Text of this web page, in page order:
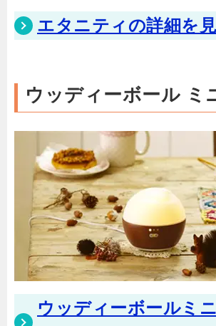
エタニティの詳細を
ウッディーボール ミ
ウッディーボールミ